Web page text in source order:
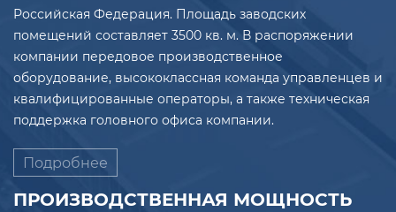
Российская Федерация. Площадь заводских
помещений составляет 3500 кв. м. В распоряжении
компании передовое производственное
оборудование, высококлассная команда управленцев и
квалифицированные операторы, а также техническая
поддержка головного офиса компании.
Подробнее
ПРОИЗВОДСТВЕННАЯ МОЩНОСТЬ